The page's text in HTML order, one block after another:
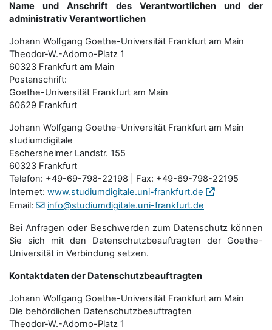
Name und Anschrift des Verantwortlichen und der
administrativ Verantwortlichen
Johann Wolfgang Goethe-Universität Frankfurt am Main
Theodor-W.-Adorno-Platz 1
60323 Frankfurt am Main
Postanschrift:
Goethe-Universität Frankfurt am Main
60629 Frankfurt
Johann Wolfgang Goethe-Universität Frankfurt am Main
studiumdigitale
Eschersheimer Landstr. 155
60323 Frankfurt
Telefon: +49-69-798-22198 | Fax: +49-69-798-22195
Internet: www.studiumdigitale.uni-frankfurt.de
Email:
info@studiumdigitale.uni-frankfurt.de
Bei Anfragen oder Beschwerden zum Datenschutz können
Sie sich mit den Datenschutz­beauftragten der Goethe-
Universität in Verbindung setzen.
Kontaktdaten der Datenschutzbeauftragten
Johann Wolfgang Goethe-Universität Frankfurt am Main
Die behördlichen Datenschutzbeauftragten
Theodor-W.-Adorno-Platz 1